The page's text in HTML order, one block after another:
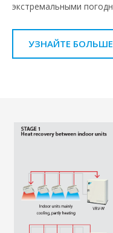
экстремальными
УЗНАЙТЕ БОЛЬШЕ